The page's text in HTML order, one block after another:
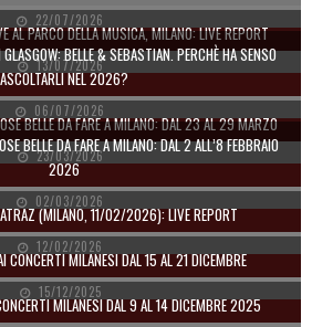
22/07/2026
AL PARCO DELLA MUSICA, MILANO: LIVE REPORT
13/07/2026
BELLE & SEBASTIAN. PERCHÈ HA SENSO
ASCOLTARLI NEL 2026?
06/07/2026
BELLE DA FARE A MILANO: DAL 23 AL 29 MARZO
23/03/2026
BELLE DA FARE A MILANO: DAL 2 ALL’8 FEBBRAIO
2026
02/03/2026
(MILANO, 11/02/2026): LIVE REPORT
12/02/2026
CONCERTI MILANESI DAL 15 AL 21 DICEMBRE
15/12/2025
MILANESI DAL 9 AL 14 DICEMBRE 2025